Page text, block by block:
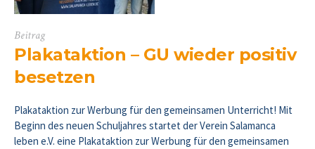
Beitrag
Plakataktion – GU wieder positiv
besetzen
Plakataktion zur Werbung für den gemeinsamen Unterricht! Mit
Beginn des neuen Schuljahres startet der Verein Salamanca
leben e.V. eine Plakataktion zur Werbung für den gemeinsamen